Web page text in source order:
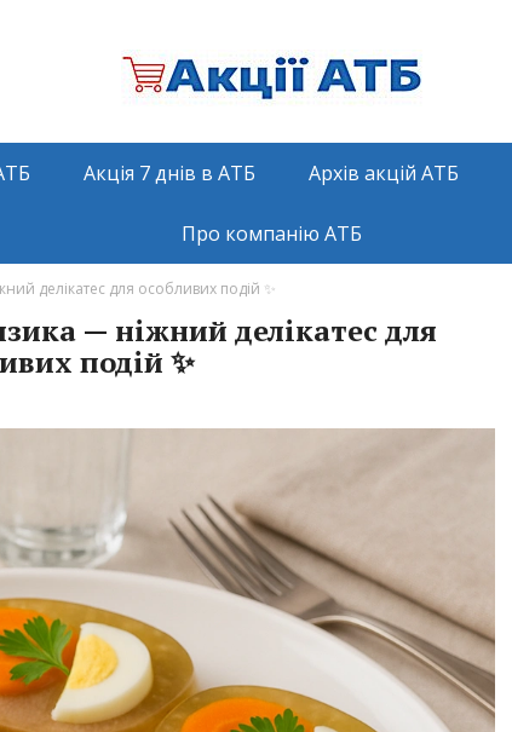
Акція 7 днів в АТБ Архів акцій АТБ
Про компанію АТБ
делікатес для особливих подій ✨
— ніжний делікатес для
подій ✨